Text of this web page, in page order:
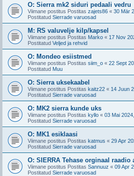
O: Sierra mk2 siduri pedaali vedru
Viimane postitus Postitas zajets86 « 30 Mär
Postitatud Sierrade varuosad
M: RS valuvelje kilp/kapsel
Viimane postitus Postitas Marko « 17 Nov
Postitatud Veljed ja rehvid
O: Mondeo esiistmed
Viimane postitus Postitas siim_o « 22 Sept
Postitatud Muu
O: Sierra uksekaabel
Viimane postitus Postitas kaitz22 « 14 Juun
Postitatud Sierrade varuosad
O: MK2 sierra kunde uks
Viimane postitus Postitas kyllo « 03 Mai
Postitatud Sierrade varuosad
O: MK1 esiklaasi
Viimane postitus Postitas katmus « 29 Apr
Postitatud Sierrade varuosad
O: SIERRA Tehase orginaal raadio
Viimane postitus Postitas Sannuuz « 09 Apr
Postitatud Sierrade varuosad